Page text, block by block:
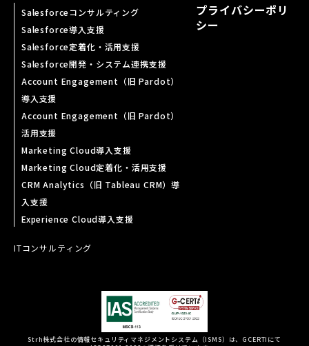
Salesforceコンサルティング
Salesforce導入支援
Salesforce定着化・活用支援
Salesforce開発・システム連携支援
Account Engagement（旧 Pardot）
導入支援
Account Engagement（旧 Pardot）
活用支援
Marketing Cloud導入支援
Marketing Cloud定着化・活用支援
CRM Analytics（旧 Tableau CRM）導
入支援
Experience Cloud導入支援
ITコンサルティング
プライバシーポリ
シー
Strh株式会社の情報セキュリティマネジメントシステム（ISMS）は、GCERTIにて